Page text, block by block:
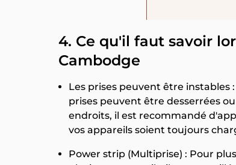
4. Ce qu'il faut savoir
Cambodge
Les prises peuvent être instables
prises peuvent être desserrées
endroits, il est recommandé
vos appareils soient toujours
Power strip (Multiprise) : Pour